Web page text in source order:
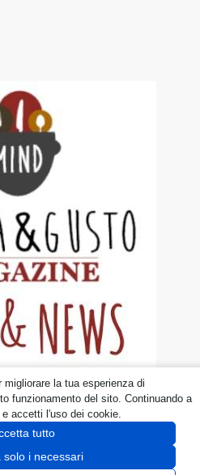
Policy Cookie
la tua esperienza di
funzionamento del sito. Continuando a
accetti l'uso dei cookie.
tutto
solo i necessari